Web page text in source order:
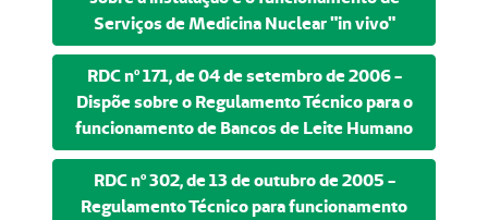
Serviços de Medicina Nuclear "in vivo"
RDC nº 171, de 04 de setembro de 2006 -
Dispõe sobre o Regulamento Técnico para o
funcionamento de Bancos de Leite Humano
RDC nº 302, de 13 de outubro de 2005 -
Regulamento Técnico para funcionamento